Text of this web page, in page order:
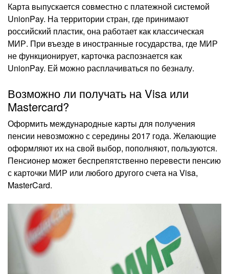
Карта выпускается совместно с платежной системой
UnionPay. На территории стран, где принимают
российский пластик, она работает как классическая
МИР. При въезде в иностранные государства, где МИР
не функционирует, карточка распознается как
UnionPay. Ей можно расплачиваться по безналу.
Возможно ли получать на Visa или
Mastercard?
Оформить международные карты для получения
пенсии невозможно с середины 2017 года. Желающие
оформляют их на свой выбор, пополняют, пользуются.
Пенсионер может беспрепятственно перевести пенсию
с карточки МИР или любого другого счета на Visa,
MasterCard.